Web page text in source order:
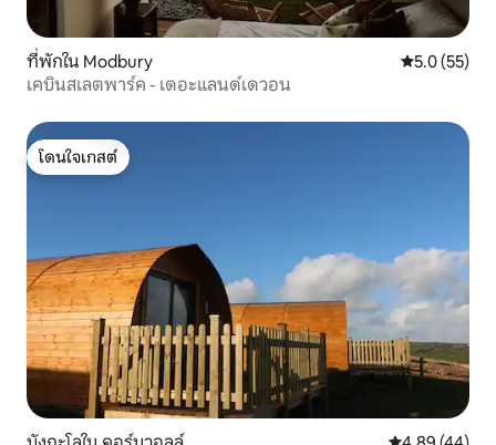
ที่พักใน Modbury คะแนนเฉลี่ย
5.0 (55)
เคบินสเลตพาร์ค - เดอะแลนด์เดวอน
โดนใจเกสต์
โดนใจเกสต์